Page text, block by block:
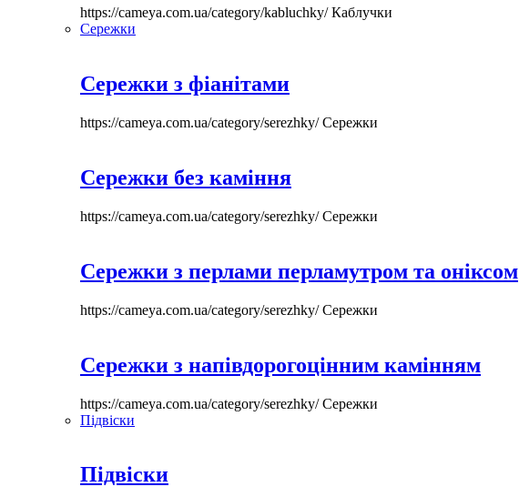
https://cameya.com.ua/category/kabluchky/Каблучки
Сережки
Сережки з фіанітами
https://cameya.com.ua/category/serezhky/Сережки
Сережки без каміння
https://cameya.com.ua/category/serezhky/Сережки
Сережки з перлами перламутром та оніксом
https://cameya.com.ua/category/serezhky/Сережки
Сережки з напівдорогоцінним камінням
https://cameya.com.ua/category/serezhky/Сережки
Підвіски
Підвіски